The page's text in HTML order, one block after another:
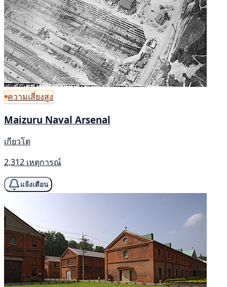
ความเสี่ยงสูง
Maizuru Naval Arsenal
เกียวโต
2,312 เหตุการณ์
แจ้งเตือน